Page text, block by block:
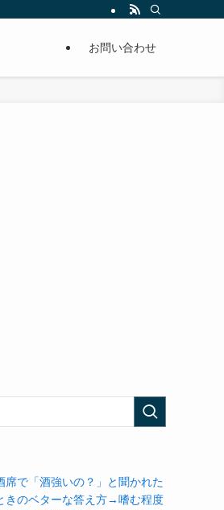
かりやすくまとめています。
お問い合わせ
席で「酒強いの？」と聞かれた
きのベターな答え方→嗜む程度